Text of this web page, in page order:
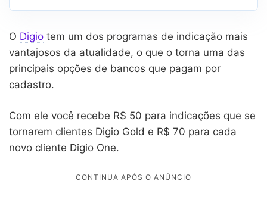
O Digio tem um dos programas de indicação mais
vantajosos da atualidade, o que o torna uma das
principais opções de bancos que pagam por
cadastro.
Com ele você recebe R$ 50 para indicações que se
tornarem clientes Digio Gold e R$ 70 para cada
novo cliente Digio One.